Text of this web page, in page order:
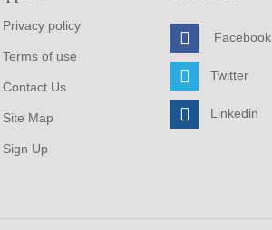
Privacy policy
Terms of use
Contact Us
Site Map
Sign Up
Facebook
Twitter
Linkedin